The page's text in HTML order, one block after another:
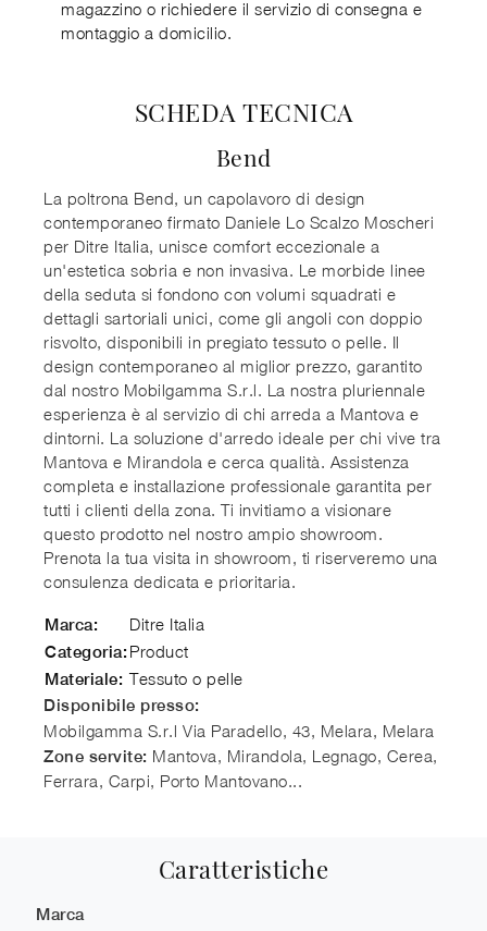
magazzino o richiedere il servizio di consegna e
montaggio a domicilio.
SCHEDA TECNICA
Bend
La poltrona Bend, un capolavoro di design
contemporaneo firmato Daniele Lo Scalzo Moscheri
per Ditre Italia, unisce comfort eccezionale a
un'estetica sobria e non invasiva. Le morbide linee
della seduta si fondono con volumi squadrati e
dettagli sartoriali unici, come gli angoli con doppio
risvolto, disponibili in pregiato tessuto o pelle. Il
design contemporaneo al miglior prezzo, garantito
dal nostro Mobilgamma S.r.l. La nostra pluriennale
esperienza è al servizio di chi arreda a Mantova e
dintorni. La soluzione d'arredo ideale per chi vive tra
Mantova e Mirandola e cerca qualità. Assistenza
completa e installazione professionale garantita per
tutti i clienti della zona. Ti invitiamo a visionare
questo prodotto nel nostro ampio showroom.
Prenota la tua visita in showroom, ti riserveremo una
consulenza dedicata e prioritaria.
Marca: Ditre Italia
Categoria:Product
Materiale: Tessuto o pelle
Disponibile presso:
Mobilgamma S.r.l Via Paradello, 43, Melara, Melara
Zone servite: Mantova, Mirandola, Legnago, Cerea,
Ferrara, Carpi, Porto Mantovano...
Caratteristiche
Marca